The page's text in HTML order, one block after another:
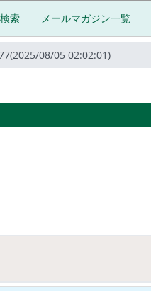
索 メールマガジン一覧
08/05 02:02:01)